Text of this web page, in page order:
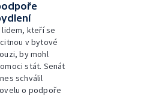
lidem, kteří se
v bytové
by mohl
stát. Senát
schválil
o podpoře